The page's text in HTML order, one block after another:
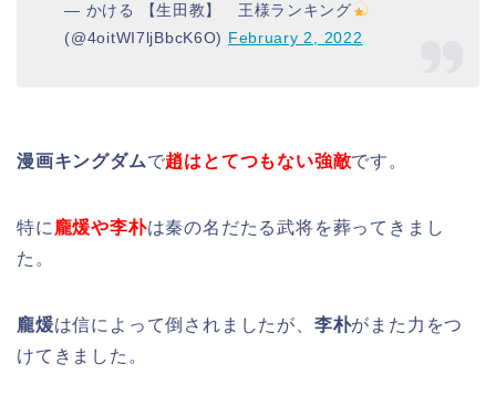
— かける 【生田教】 王様ランキング
(@4oitWI7ljBbcK6O) February 2, 2022
漫画キングダムで趙はとてつもない強敵です。
特に 龐煖や李朴は秦の名だたる武将を葬ってきまし
た。
龐煖は信によって倒されましたが、 李朴がまた力をつ
けてきました。